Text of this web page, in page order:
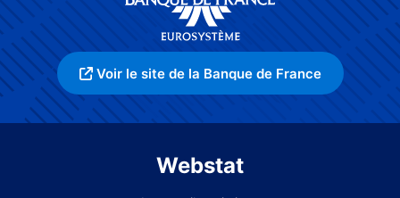
Voir le site de la Banque de France
Webstat